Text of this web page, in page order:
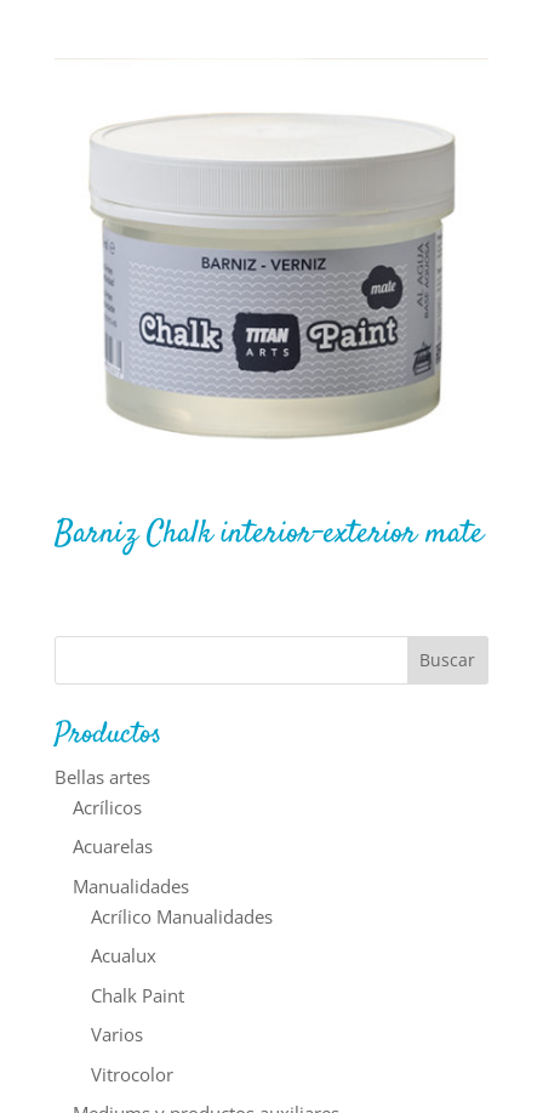
Barniz Chalk interior-exterior mate
Productos
Bellas artes
Acrílicos
Acuarelas
Manualidades
Acrílico Manualidades
Acualux
Chalk Paint
Varios
Vitrocolor